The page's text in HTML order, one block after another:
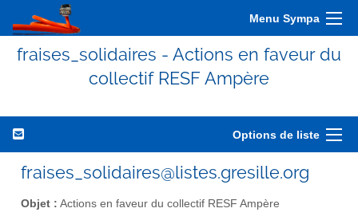
Menu Sympa
fraises_solidaires - Actions en faveur du
collectif RESF Ampère
Options de liste
fraises_solidaires@listes.gresille.org
Objet : Actions en faveur du collectif RESF Ampère